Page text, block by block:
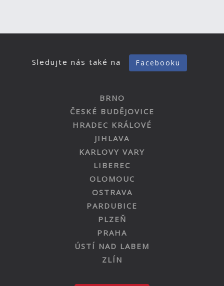
Sledujte nás také na Facebooku
BRNO
ČESKÉ BUDĚJOVICE
HRADEC KRÁLOVÉ
JIHLAVA
KARLOVY VARY
LIBEREC
OLOMOUC
OSTRAVA
PARDUBICE
PLZEŇ
PRAHA
ÚSTÍ NAD LABEM
ZLÍN